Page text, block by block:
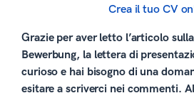
Crea il tuo CV
Grazie per aver letto l’articolo
Bewerbung, la lettera di
curioso e hai bisogno di una
esitare a scriverci nei commenti.